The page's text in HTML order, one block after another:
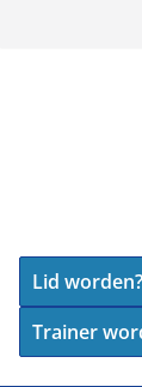
Lid worden?
Trainer